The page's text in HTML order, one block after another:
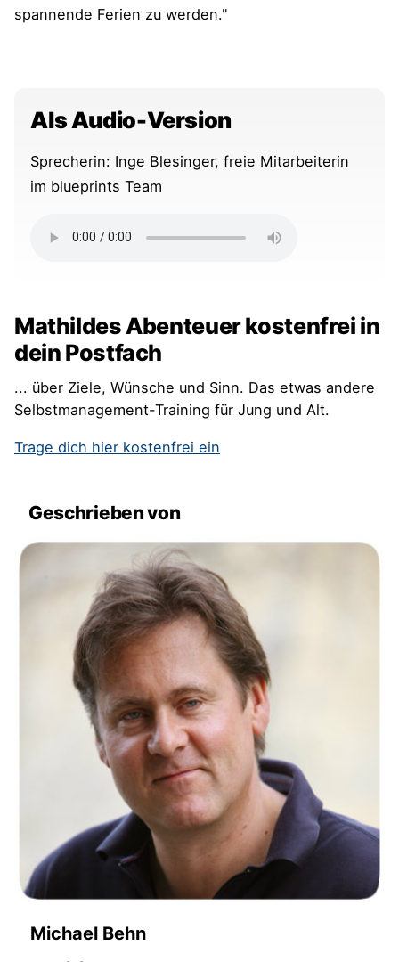
spannende Ferien zu werden."
Als Audio-Version
Sprecherin: Inge Blesinger, freie Mitarbeiterin
im blueprints Team
Mathildes Abenteuer kostenfrei in
dein Postfach
... über Ziele, Wünsche und Sinn. Das etwas andere
Selbstmanagement-Training für Jung und Alt.
Trage dich hier kostenfrei ein
Geschrieben von
Michael Behn